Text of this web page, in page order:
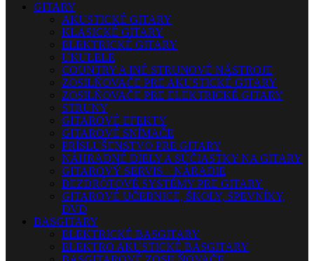
GITARY
AKUSTICKÉ GITARY
KLASICKÉ GITARY
ELEKTRICKÉ GITARY
UKULELE
COUNTRY A INÉ STRUNOVÉ NÁSTROJE
ZOSILŇOVAČE PRE AKUSTICKÉ GITARY
ZOSILŇOVAČE PRE ELEKTRICKÉ GITARY
STRUNY
GITAROVÉ EFEKTY
GITAROVÉ SNÍMAČE
PRÍSLUŠENSTVO PRE GITARY
NÁHRADNÉ DIELY A SÚČIASTKY NA GITARY
GITAROVÝ SERVIS – NÁRADIE
BEZDRÔTOVÉ SYSTÉMY PRE GITARY
GITAROVÉ UČEBNICE, ŠKOLY, SPEVNÍKY,
DVD
BASGITARY
ELEKTRICKÉ BASGITARY
ELEKTRO AKUSTICKÉ BASGITARY